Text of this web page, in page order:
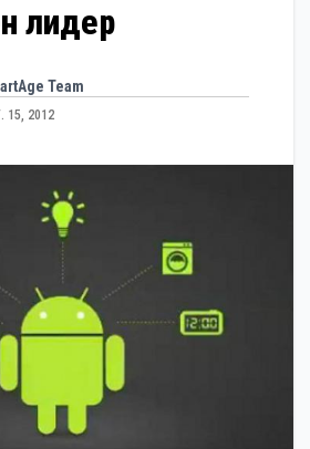
лидер
Team
15, 2012